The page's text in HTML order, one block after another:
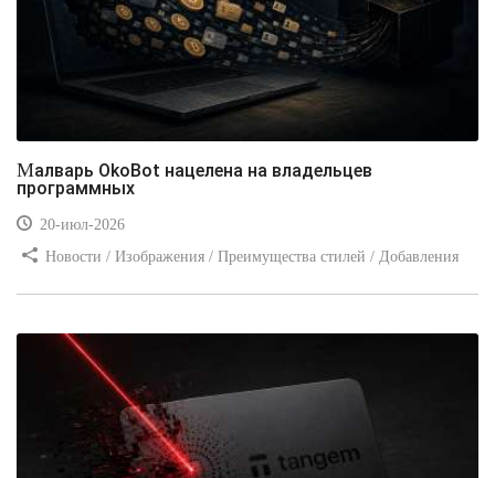
Малварь OkoBot нацелена на владельцев
программных
20-июл-2026
Новости / Изображения / Преимущества стилей / Добавления